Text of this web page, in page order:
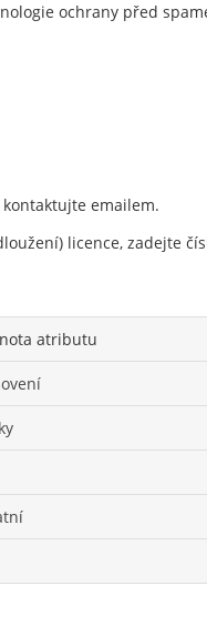
ochrany před
emailem.
licence, zadejte
atributu